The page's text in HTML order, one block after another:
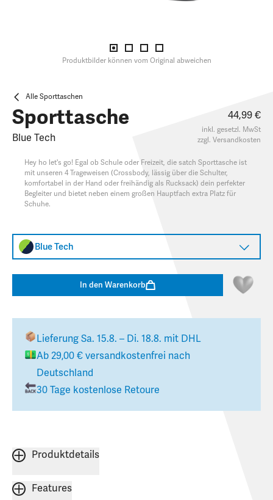
Produktbilder können vom Original abweichen
Alle Sporttaschen
Sporttasche
Blue Tech
44,99 €
inkl. gesetzl. MwSt
zzgl. Versandkosten
Hey ho let's go! Egal ob Schule oder Freizeit, die satch Sporttasche ist
mit unseren 4 Trageweisen (Crossbody, lässig über die Schulter,
komfortabel in der Hand oder freihändig als Rucksack) dein perfekter
Begleiter und bietet neben einem großen Hauptfach extra Platz für
Schuhe.
Blue Tech
In den Warenkorb
Lieferung Sa. 15.8. – Di. 18.8. mit DHL
Ab 29,00 € versandkostenfrei nach
Deutschland
30 Tage kostenlose Retoure
Produktdetails
Features